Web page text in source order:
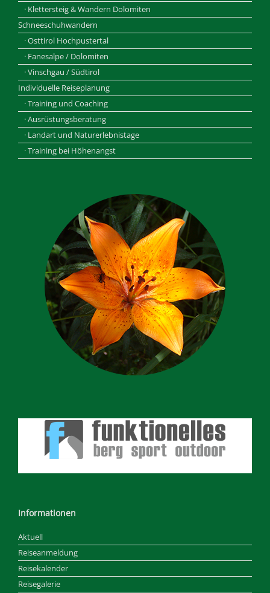
· Klettersteig & Wandern Dolomiten
Schneeschuhwandern
· Osttirol Hochpustertal
· Fanesalpe / Dolomiten
· Vinschgau / Südtirol
Individuelle Reiseplanung
· Training und Coaching
· Ausrüstungsberatung
· Landart und Naturerlebnistage
· Training bei Höhenangst
Informationen
Aktuell
Reiseanmeldung
Reisekalender
Reisegalerie